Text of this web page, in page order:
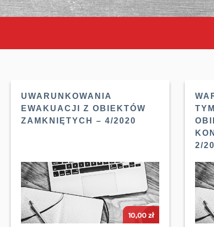
UWARUNKOWANIA
EWAKUACJI Z OBIEKTÓW
ZAMKNIĘTYCH – 4/2020
10,00zł
2/